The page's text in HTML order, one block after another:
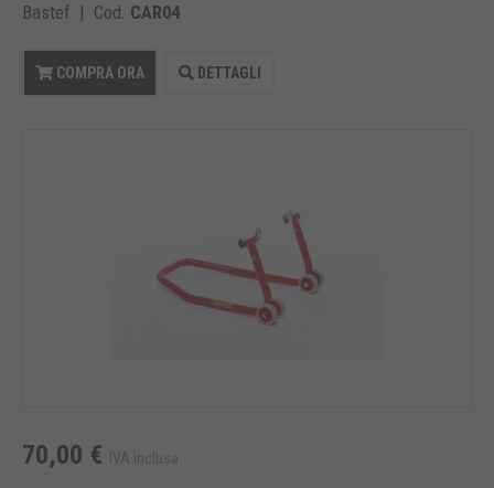
Bastef | Cod. CAR04
COMPRA ORA DETTAGLI
70,00 € IVA inclusa